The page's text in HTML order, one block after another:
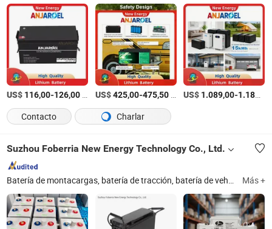
US$ 116,00-126,00 US$425,00-475,50/Pieza US$ 1.089,00-1.189,00
Contacto
Charlar
Suzhou Foberria New Energy Technology Co., Ltd.
Batería de montacargas, batería de tracción, batería de vehículo eléctrico, cargador de batería, batería de montacargas LiFePO4, batería de fosfato de hierro y litio para montacargas, batería de sodio, batería de apilador eléctrico, batería de plomo-ácido para montacargas, accesorios de batería Más +